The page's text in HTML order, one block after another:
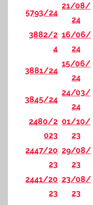
5793/24
21/08/
24
3882/2
4
16/06/
24
3881/24
15/06/
24
3845/24
24/03/
24
2480/2
023
01/10/
23
2447/20
23
29/08/
23
2441/20
23
23/08/
23